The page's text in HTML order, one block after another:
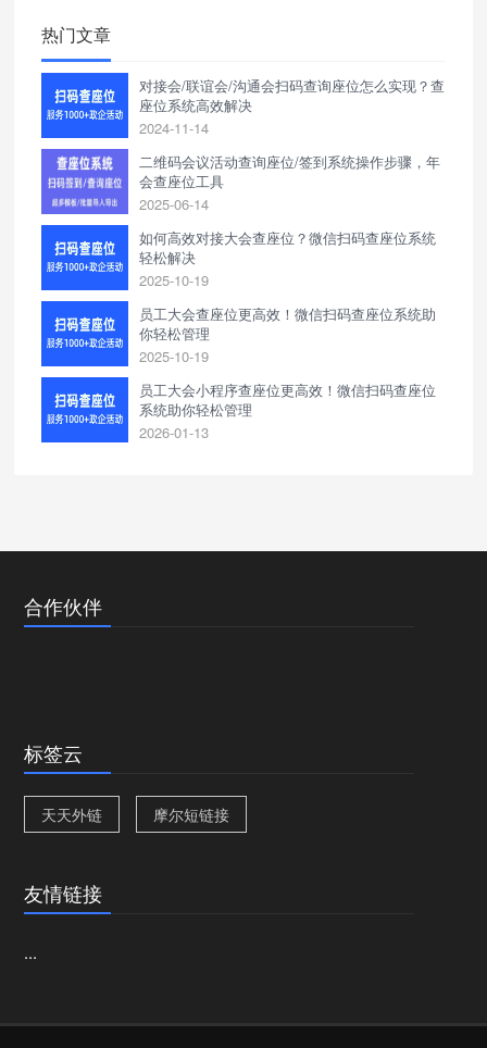
热门文章
对接会/联谊会/沟通会扫码查询座位怎么实现？查
座位系统高效解决
2024-11-14
二维码会议活动查询座位/签到系统操作步骤，年
会查座位工具
2025-06-14
如何高效对接大会查座位？微信扫码查座位系统
轻松解决
2025-10-19
员工大会查座位更高效！微信扫码查座位系统助
你轻松管理
2025-10-19
员工大会小程序查座位更高效！微信扫码查座位
系统助你轻松管理
2026-01-13
合作伙伴
标签云
天天外链 摩尔短链接
友情链接
...